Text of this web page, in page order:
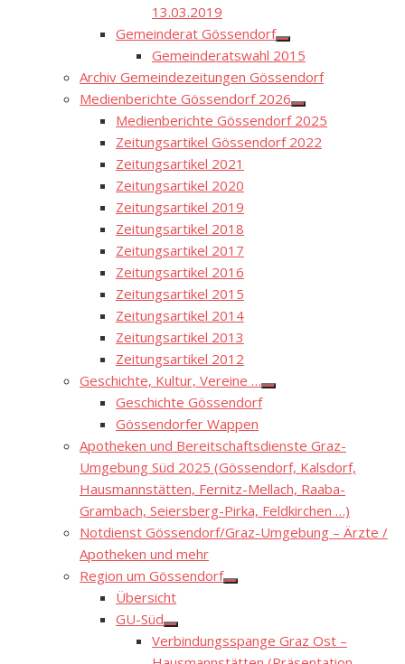
13.03.2019
Gemeinderat Gössendorf
Show
sub
menu
Gemeinderatswahl 2015
Archiv Gemeindezeitungen Gössendorf
Medienberichte Gössendorf 2026
Show
sub
menu
Medienberichte Gössendorf 2025
Zeitungsartikel Gössendorf 2022
Zeitungsartikel 2021
Zeitungsartikel 2020
Zeitungsartikel 2019
Zeitungsartikel 2018
Zeitungsartikel 2017
Zeitungsartikel 2016
Zeitungsartikel 2015
Zeitungsartikel 2014
Zeitungsartikel 2013
Zeitungsartikel 2012
Geschichte, Kultur, Vereine …
Show
Geschichte Gössendorf
Gössendorfer Wappen
Apotheken und Bereitschaftsdienste Graz-
Umgebung Süd 2025 (Gössendorf, Kalsdorf,
Hausmannstätten, Fernitz-Mellach, Raaba-
Grambach, Seiersberg-Pirka, Feldkirchen …)
Notdienst Gössendorf/Graz-Umgebung – Ärzte /
Apotheken und mehr
Region um Gössendorf
Show
Übersicht
GU-Süd
Show
sub
menu
Verbindungsspange Graz Ost –